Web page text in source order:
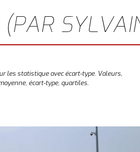
les statistique avec écart-type. Valeurs,
écart-type, quartiles.